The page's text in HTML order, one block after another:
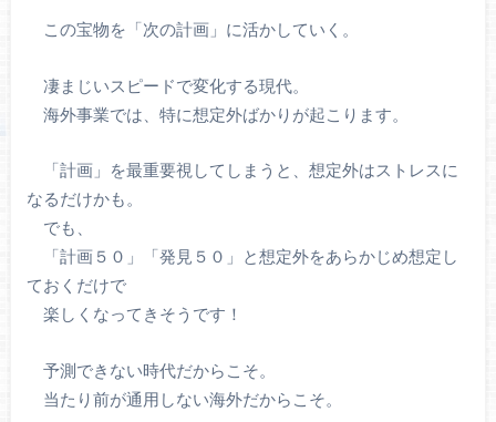
この宝物を「次の計画」に活かしていく。
凄まじいスピードで変化する現代。
海外事業では、特に想定外ばかりが起こります。
「計画」を最重要視してしまうと、想定外はストレスに
なるだけかも。
でも、
「計画５０」「発見５０」と想定外をあらかじめ想定し
ておくだけで
楽しくなってきそうです！
予測できない時代だからこそ。
当たり前が通用しない海外だからこそ。